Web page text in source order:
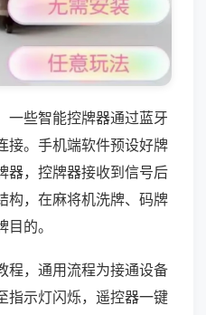
一些智能控牌器通过蓝牙
接。手机端软件预设好牌
器，控牌器接收到信号后
构，在麻将机洗牌、码牌
的。
程，通用流程为接通设备
指示灯闪烁，遥控器一键